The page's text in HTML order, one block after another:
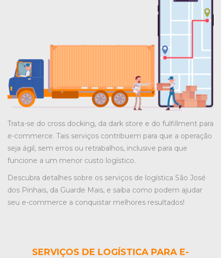
Trata-se do cross docking, da dark store e do fulfillment para
e-commerce. Tais serviços contribuem para que a operação
seja ágil, sem erros ou retrabalhos, inclusive para que
funcione a um menor custo logístico.
Descubra detalhes sobre os serviços de logística São José
dos Pinhais, da Guarde Mais, e saiba como podem ajudar
seu e-commerce a conquistar melhores resultados!
SERVIÇOS DE LOGÍSTICA PARA E-